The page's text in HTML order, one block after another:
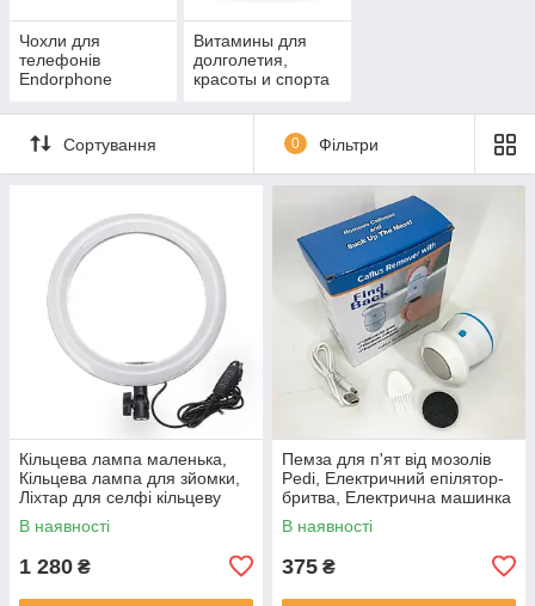
Чохли для
телефонів
Endorphone
Витамины для
долголетия,
красоты и спорта
Сортування 0 Фільтри
Кільцева лампа маленька,
Кільцева лампа для зйомки,
Ліхтар для селфі кільцеву
лампу QV-94
В наявності
1 280 ₴
Пемза для п'ят від мозолів
Pedi, Електричний епілятор-
бритва, Електрична машинка
для чищення п'ят EU-11
В наявності
375 ₴